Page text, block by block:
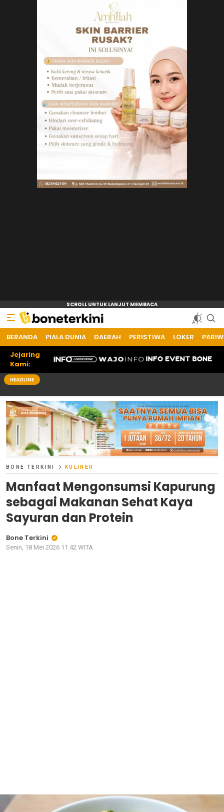
BERANDA PIALA DUNIA DAERAH PERISTIWA LOKER
Jejaring
Kami:
HEADLINE
BONE TERKINI KULINER
Manfaat Mengonsumsi Kapurung
sebagai Makanan Sehat Kaya
Sayuran dan Protein
Bone Terkini
Senin, 18 Mei 2026 11:42 WITA